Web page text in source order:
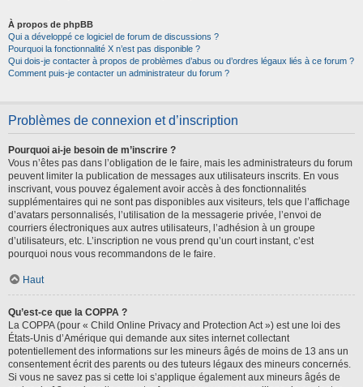
À propos de phpBB
Qui a développé ce logiciel de forum de discussions ?
Pourquoi la fonctionnalité X n’est pas disponible ?
Qui dois-je contacter à propos de problèmes d’abus ou d’ordres légaux liés à ce forum ?
Comment puis-je contacter un administrateur du forum ?
Problèmes de connexion et d’inscription
Pourquoi ai-je besoin de m’inscrire ?
Vous n’êtes pas dans l’obligation de le faire, mais les administrateurs du forum
peuvent limiter la publication de messages aux utilisateurs inscrits. En vous
inscrivant, vous pouvez également avoir accès à des fonctionnalités
supplémentaires qui ne sont pas disponibles aux visiteurs, tels que l’affichage
d’avatars personnalisés, l’utilisation de la messagerie privée, l’envoi de
courriers électroniques aux autres utilisateurs, l’adhésion à un groupe
d’utilisateurs, etc. L’inscription ne vous prend qu’un court instant, c’est
pourquoi nous vous recommandons de le faire.
Haut
Qu’est-ce que la COPPA ?
La COPPA (pour « Child Online Privacy and Protection Act ») est une loi des
États-Unis d’Amérique qui demande aux sites internet collectant
potentiellement des informations sur les mineurs âgés de moins de 13 ans un
consentement écrit des parents ou des tuteurs légaux des mineurs concernés.
Si vous ne savez pas si cette loi s’applique également aux mineurs âgés de